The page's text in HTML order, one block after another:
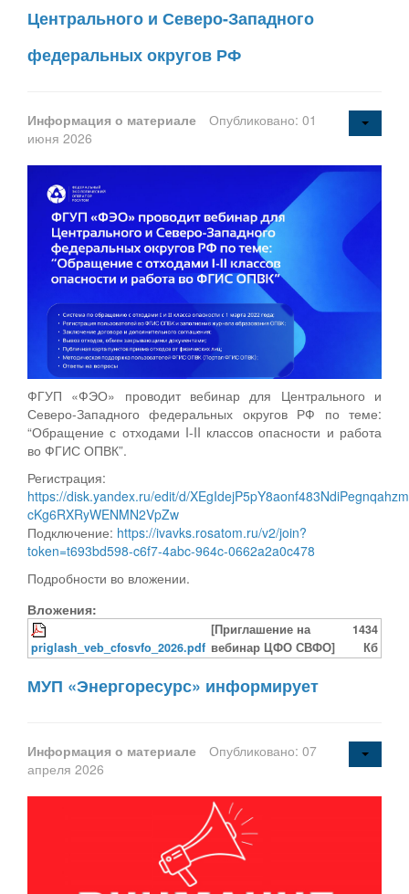
Центрального и Северо-Западного
федеральных округов РФ
Информация о материале
Опубликовано: 01
июня 2026
ФГУП «ФЭО» проводит вебинар для Центрального и
Северо-Западного федеральных округов РФ по теме:
“Обращение с отходами I-II классов опасности и работа
во ФГИС ОПВК”.
Регистрация:
https://disk.yandex.ru/edit/d/
cKg6RXRyWENMN2VpZw
Подключение: https://ivavks.rosatom.ru/v2/join?
token=t693bd598-c6f7-4abc-964c-0662a2a0c478
Подробности во вложении.
Вложения:
priglash_veb_cfosvfo_2026.pdf
[Приглашение на
вебинар ЦФО СВФО]
1434
Кб
МУП «Энергоресурс» информирует
Информация о материале
Опубликовано: 07
апреля 2026